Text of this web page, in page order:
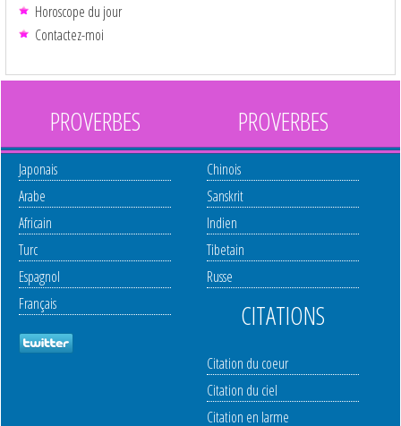
Horoscope du jour
Contactez-moi
PROVERBES
Japonais
Arabe
Africain
Turc
Espagnol
Français
PROVERBES
Chinois
Sanskrit
Indien
Tibetain
Russe
CITATIONS
Citation du coeur
Citation du ciel
Citation en larme